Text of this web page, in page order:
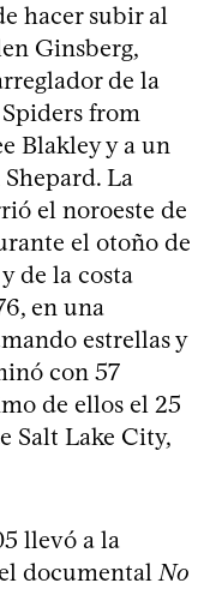
hacer subir al
Ginsberg,
de la
from
Blakley y a un
La
el noroeste de
el otoño de
de la costa
en una
estrellas y
con 57
de ellos el 25
Salt Lake City,
llevó a la
documentalNo